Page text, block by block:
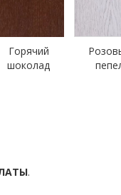
Горячий
шоколад
.